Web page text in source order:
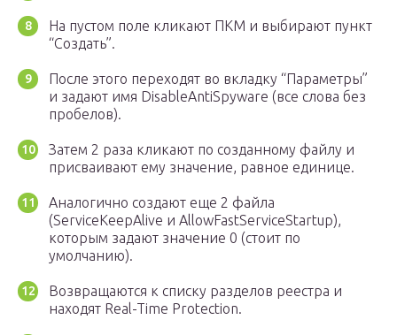
На пустом поле кликают ПКМ и выбирают пункт
“Создать”.
После этого переходят во вкладку “Параметры”
и задают имя DisableAntiSpyware (все слова без
пробелов).
Затем 2 раза кликают по созданному файлу и
присваивают ему значение, равное единице.
Аналогично создают еще 2 файла
(ServiceKeepAlive и AllowFastServiceStartup),
которым задают значение 0 (стоит по
умолчанию).
Возвращаются к списку разделов реестра и
находят Real-Time Protection.